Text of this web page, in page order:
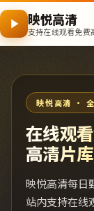
映悦高清
支持在线观看免
映悦高清 ·
在线观
高清片库
映悦高清每日
站内支持在线